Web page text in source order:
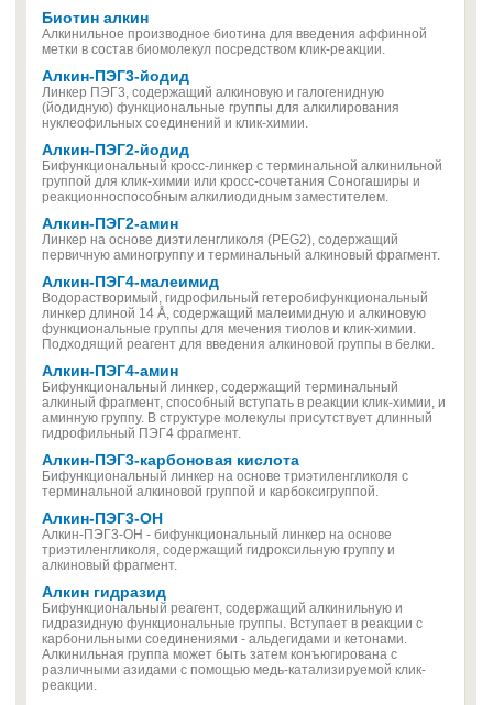
Биотин алкин
Алкинильное производное биотина для введения аффинной
метки в состав биомолекул посредством клик-реакции.
Алкин-ПЭГ3-йодид
Линкер ПЭГ3, содержащий алкиновую и галогенидную
(йодидную) функциональные группы для алкилирования
нуклеофильных соединений и клик-химии.
Алкин-ПЭГ2-йодид
Бифункциональный кросс-линкер с терминальной алкинильной
группой для клик-химии или кросс-сочетания Соногаширы и
реакционноспособным алкилиодидным заместителем.
Алкин-ПЭГ2-амин
Линкер на основе диэтиленгликоля (PEG2), содержащий
первичную аминогруппу и терминальный алкиновый фрагмент.
Алкин-ПЭГ4-малеимид
Водорастворимый, гидрофильный гетеробифункциональный
линкер длиной 14 Å, содержащий малеимидную и алкиновую
функциональные группы для мечения тиолов и клик-химии.
Подходящий реагент для введения алкиновой группы в белки.
Алкин-ПЭГ4-амин
Бифункциональный линкер, содержащий терминальный
алкиный фрагмент, способный вступать в реакции клик-химии, и
аминную группу. В структуре молекулы присутствует длинный
гидрофильный ПЭГ4 фрагмент.
Алкин-ПЭГ3-карбоновая кислота
Бифункциональный линкер на основе триэтиленгликоля с
терминальной алкиновой группой и карбоксигруппой.
Алкин-ПЭГ3-OH
Алкин-ПЭГ3-OH - бифункциональный линкер на основе
триэтиленгликоля, содержащий гидроксильную группу и
алкиновый фрагмент.
Алкин гидразид
Бифункциональный реагент, содержащий алкинильную и
гидразидную функциональные группы. Вступает в реакции с
карбонильными соединениями - альдегидами и кетонами.
Алкинильная группа может быть затем конъюгирована с
различными азидами с помощью медь-катализируемой клик-
реакции.